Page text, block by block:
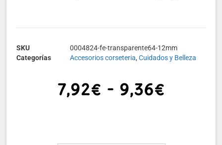
SKU
0004824-fe-transparente64-12mm
Categorías
Accesorios corseteria,Cuidados y Belleza
7,92€ - 9,36€